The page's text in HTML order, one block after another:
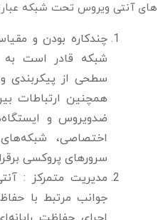
های آنتی ویروس تحت شبکه
چندکاره بودن و
شبکه قادر است به
سطحی از پیکربندی
همچنین ارتباطات
ضدویروس و
سرورهای پروکسی
مدیریت متمرکز :
جوانب مرتبط با